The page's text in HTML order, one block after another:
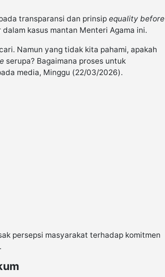
transparansi dan prinsip equality before
kasus mantan Menteri Agama ini.
Namun yang tidak kita pahami, apakah
serupa? Bagaimana proses untuk
media, Minggu (22/03/2026).
persepsi masyarakat terhadap komitmen